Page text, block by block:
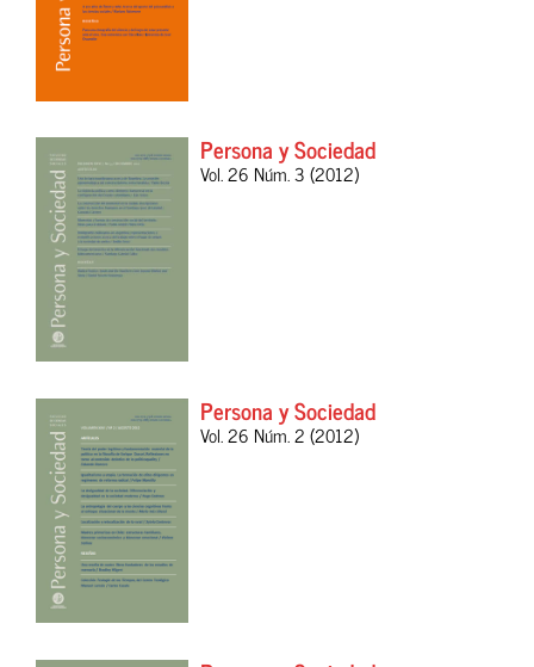
Persona y Sociedad
Vol. 26 Núm. 3 (2012)
Persona y Sociedad
Vol. 26 Núm. 2 (2012)